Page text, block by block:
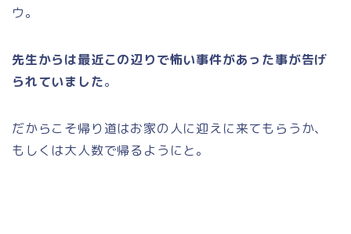
ウ。
先生からは最近この辺りで怖い事件があった事が告げ
られていました。
だからこそ帰り道はお家の人に迎えに来てもらうか、
もしくは大人数で帰るようにと。